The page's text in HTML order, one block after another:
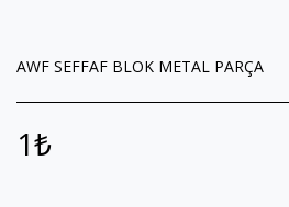
AWF SEFFAF BLOK METAL PARÇA
1₺